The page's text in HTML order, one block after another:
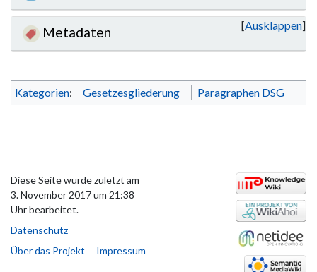
Ausklappen
Metadaten
Kategorien: Gesetzesgliederung Paragraphen DSG
Diese Seite wurde zuletzt am
3. November 2017 um 21:38
Uhr bearbeitet.
Datenschutz
Über das Projekt
Impressum